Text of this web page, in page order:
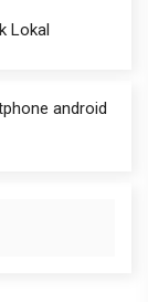
Lokal
android